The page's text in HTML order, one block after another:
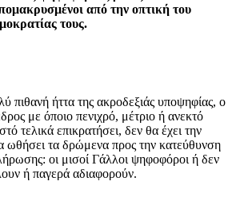
από την οπτική του
τους.
πιθανή ήττα της ακροδεξιάς υποψηφίας, ο
με όποιο πενιχρό, μέτριο ή ανεκτό
τελικά επικρατήσει, δεν θα έχει την
ωθήσει τα δρώμενα προς την κατεύθυνση
οι μισοί Γάλλοι ψηφοφόροι ή δεν
ή παγερά αδιαφορούν.